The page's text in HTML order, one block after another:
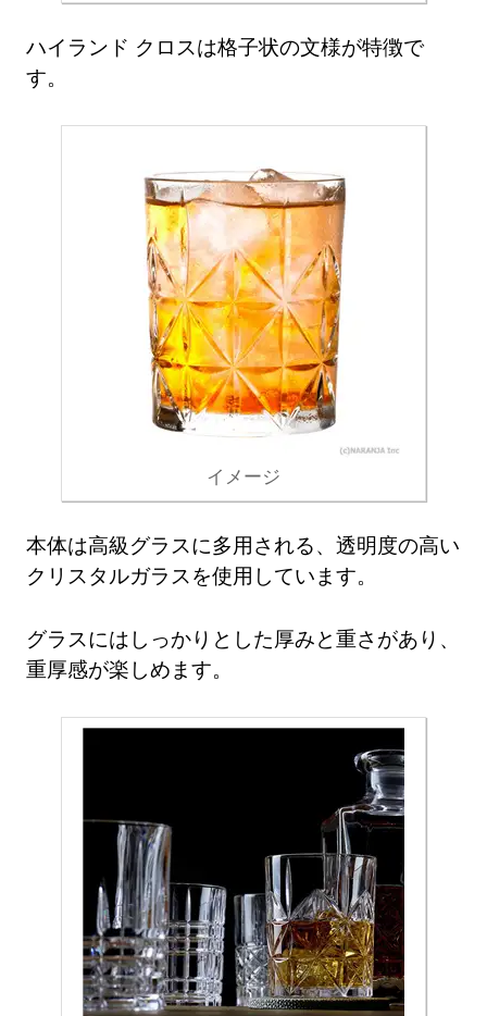
ハイランド クロスは格子状の文様が特徴で
す。
イメージ
本体は高級グラスに多用される、透明度の高い
クリスタルガラスを使用しています。
グラスにはしっかりとした厚みと重さがあり、
重厚感が楽しめます。